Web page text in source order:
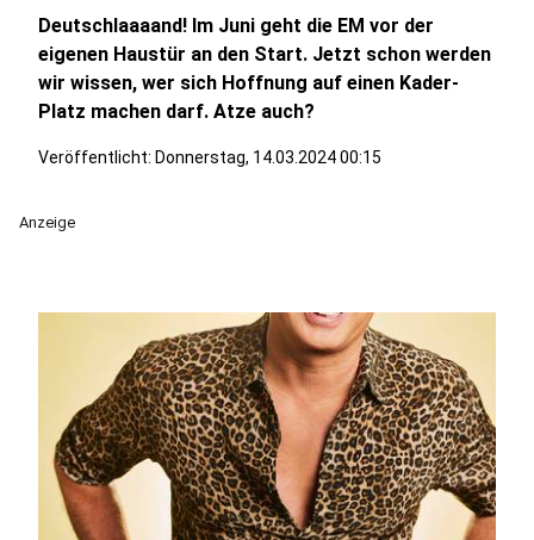
Deutschlaaaand! Im Juni geht die EM vor der
eigenen Haustür an den Start. Jetzt schon werden
wir wissen, wer sich Hoffnung auf einen Kader-
Platz machen darf. Atze auch?
Veröffentlicht: Donnerstag, 14.03.2024 00:15
Anzeige